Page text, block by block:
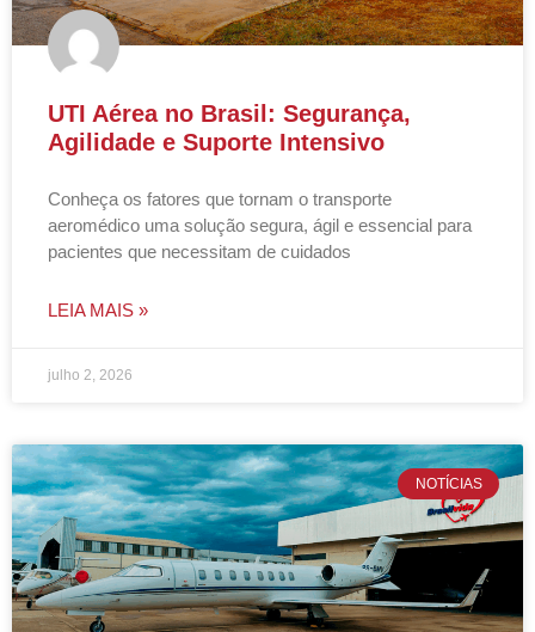
UTI Aérea no Brasil: Segurança,
Agilidade e Suporte Intensivo
Conheça os fatores que tornam o transporte
aeromédico uma solução segura, ágil e essencial para
pacientes que necessitam de cuidados
LEIA MAIS »
julho 2, 2026
NOTÍCIAS